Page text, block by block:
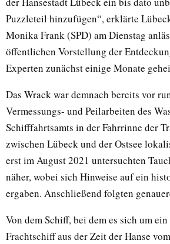
Puzzleteil hinzufügen“, erklärte
Monika Frank (SPD) am Dienstag
öffentlichen Vorstellung der
Experten zunächst einige Monate
Das Wrack war demnach bereits vor
Vermessungs- und Peilarbeiten des
Schifffahrtsamts in der Fahrrinne der
zwischen Lübeck und der Ostsee
erst im August 2021 untersuchten
näher, wobei sich Hinweise auf ein
ergaben. Anschließend folgten
Von dem Schiff, bei dem es sich um
Frachtschiff aus der Zeit der Hanse